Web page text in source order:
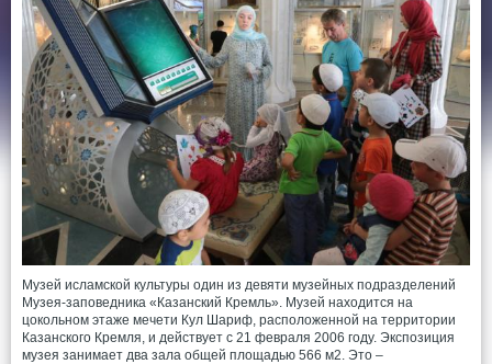
Музей исламской культуры один из девяти музейных подразделений
Музея-заповедника «Казанский Кремль». Музей находится на
цокольном этаже мечети Кул Шариф, расположенной на территории
Казанского Кремля, и действует с 21 февраля 2006 году. Экспозиция
музея занимает два зала общей площадью 566 м2. Это –